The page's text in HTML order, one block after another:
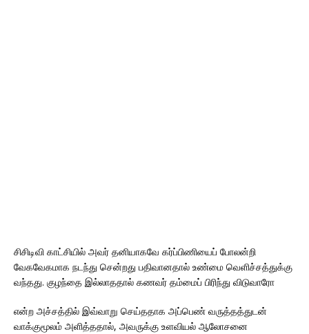
சிசிடிவி காட்சியில் அவர் தனியாகவே கர்ப்பிணியைப் போலன்றி
வேகவேகமாக நடந்து சென்றது பதிவானதால் உண்மை வெளிச்சத்துக்கு
வந்தது. குழந்தை இல்லாததால் கணவர் தம்மைப் பிரிந்து விடுவாரோ
என்ற அச்சத்தில் இவ்வாறு செய்ததாக அப்பெண் வருத்தத்துடன்
வாக்குமூலம் அளித்ததால், அவருக்கு உளவியல் ஆலோசனை